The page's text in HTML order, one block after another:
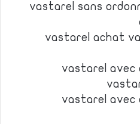
vastarel sans
vastarel achat
vastarel avec
vastarel avec